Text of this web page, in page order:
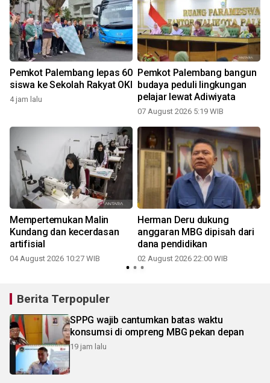
Pemkot Palembang lepas 60
siswa ke Sekolah Rakyat OKI
4 jam lalu
Pemkot Palembang bangun
budaya peduli lingkungan
pelajar lewat Adiwiyata
07 August 2026 5:19 WIB
Mempertemukan Malin
Kundang dan kecerdasan
artifisial
04 August 2026 10:27 WIB
Herman Deru dukung
anggaran MBG dipisah dari
dana pendidikan
02 August 2026 22:00 WIB
Berita Terpopuler
SPPG wajib cantumkan batas waktu
konsumsi di ompreng MBG pekan depan
19 jam lalu